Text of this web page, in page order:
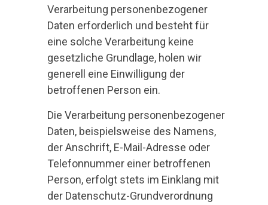
Verarbeitung personenbezogener
Daten erforderlich und besteht für
eine solche Verarbeitung keine
gesetzliche Grundlage, holen wir
generell eine Einwilligung der
betroffenen Person ein.
Die Verarbeitung personenbezogener
Daten, beispielsweise des Namens,
der Anschrift, E-Mail-Adresse oder
Telefonnummer einer betroffenen
Person, erfolgt stets im Einklang mit
der Datenschutz-Grundverordnung